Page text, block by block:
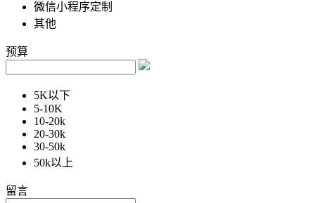
微信小程序定制
其他
预算
5K以下
5-10K
10-20k
20-30k
30-50k
50k以上
留言